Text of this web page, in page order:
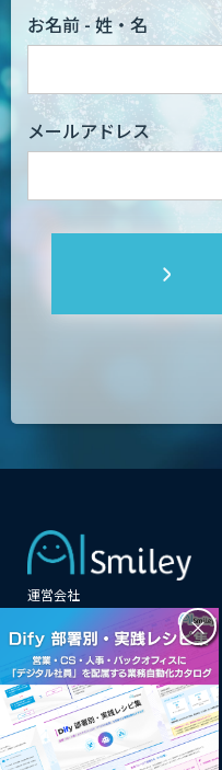
お名前 - 姓・名
メールアドレス
運営会社
メールマガジン登録
情報提供はこちらから
AI企業一覧
サイトマップ
×